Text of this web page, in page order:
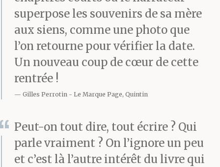
de ça aussi.
Sûrement, il parlait déjà
des singes rouges
qu’ils n’avaient jamais
aussi d’une île où il n’y
a jamais eu de singes.
superpose les souvenirs de sa mère
aux siens, comme une photo que
l’on retourne pour vérifier la date.
Un nouveau coup de cœur de cette
rentrée !
Gilles Perrotin Le Marque Page, Quintin
Peut-on tout dire, tout écrire ? Qui
parle vraiment ? On l’ignore un peu
et c’est là l’autre intérêt du livre qui